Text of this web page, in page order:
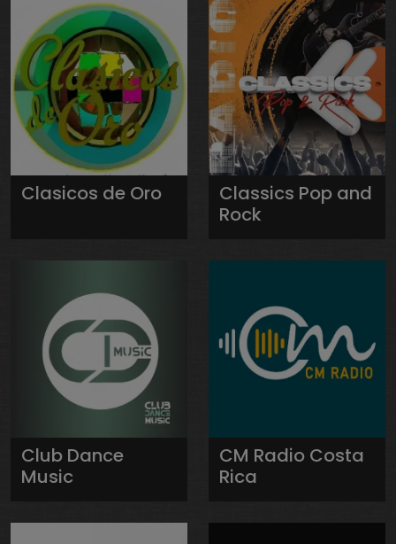
Clasicos de Oro
Classics Pop and
Rock
Club Dance
Music
CM Radio Costa
Rica